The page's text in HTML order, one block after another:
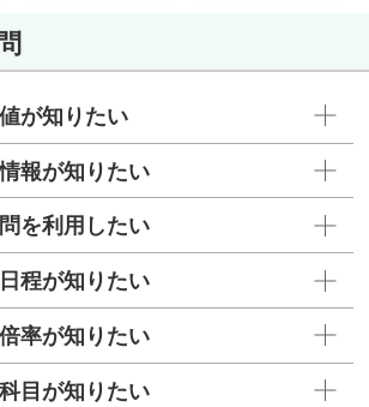
が知りたい
報が知りたい
を利用したい
程が知りたい
率が知りたい
目が知りたい